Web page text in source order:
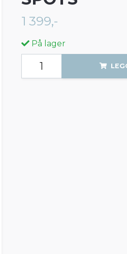
1 399,-
På lager